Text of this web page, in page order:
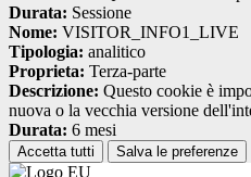
Durata: Sessione
Nome: VISITOR_INFO1_LIVE
Tipologia: analitico
Proprieta: Terza-parte
Descrizione: Questo cookie è
nuova o la vecchia versione
Durata: 6 mesi
Accetta tutti Salva le preferenze